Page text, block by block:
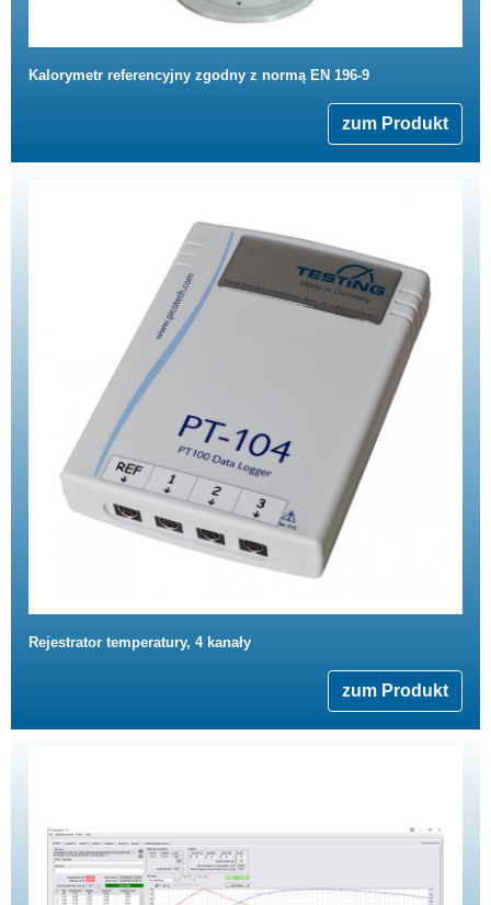
Kalorymetr referencyjny zgodny z normą EN 196-9
zum Produkt
Rejestrator temperatury, 4 kanały
zum Produkt